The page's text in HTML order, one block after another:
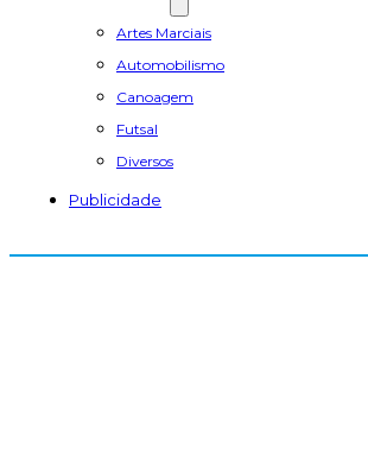
Artes Marciais
Automobilismo
Canoagem
Futsal
Diversos
Publicidade